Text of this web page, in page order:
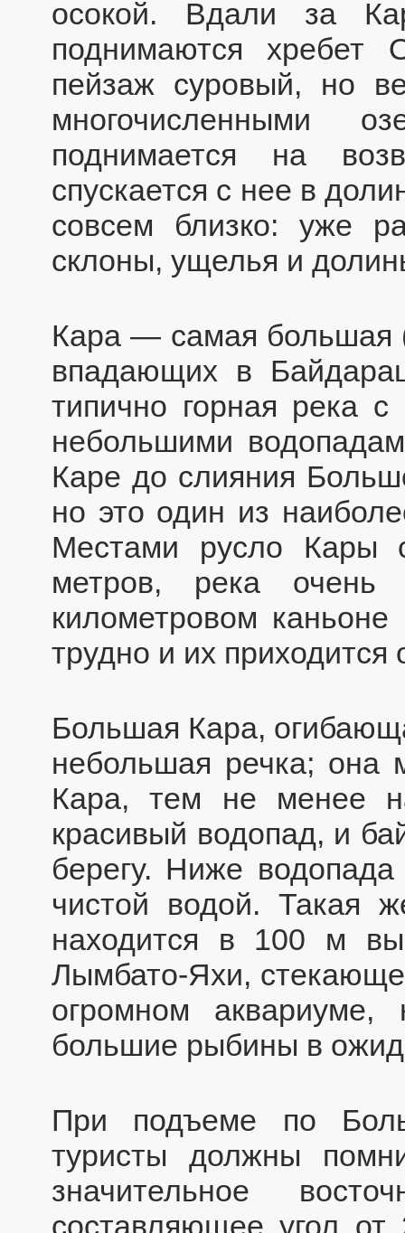
осокой. Вдали за
поднимаются хребет
пейзаж суровый, но
многочисленными
поднимается на
спускается с нее в
совсем близко: уже
склоны, ущелья и
Кара — самая большая
впадающих в
типично горная река
небольшими
Каре до слияния
но это один из
Местами русло Кары
метров, река
километровом
трудно и их приходится
Большая Кара,
небольшая речка; она
Кара, тем не менее
красивый водопад, и
берегу. Ниже
чистой водой. Такая
находится в 100 м
Лымбато-Яхи,
огромном
большие рыбины в
При подъеме по
туристы должны
значительное
составляющее угол